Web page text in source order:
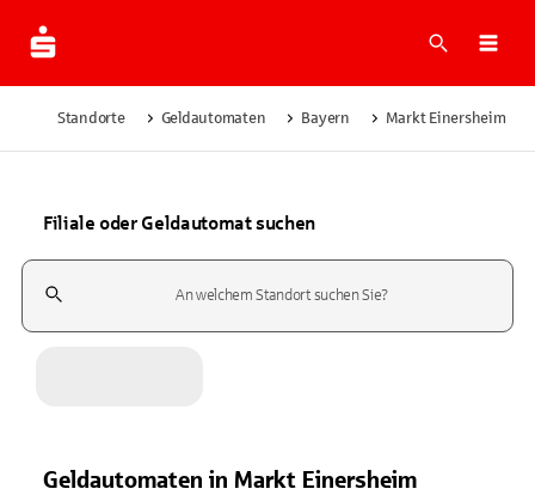
Suche
Standorte Geldautomaten Bayern Markt Einersheim
Filiale oder Geldautomat suchen
Suchfeld
Geldautomaten in Markt Einersheim